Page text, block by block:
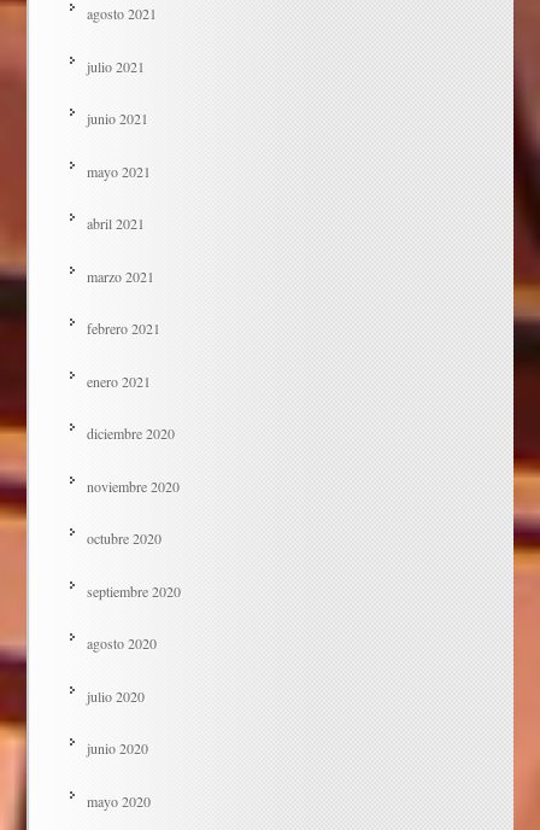
agosto 2021
julio 2021
junio 2021
mayo 2021
abril 2021
marzo 2021
febrero 2021
enero 2021
diciembre 2020
noviembre 2020
octubre 2020
septiembre 2020
agosto 2020
julio 2020
junio 2020
mayo 2020